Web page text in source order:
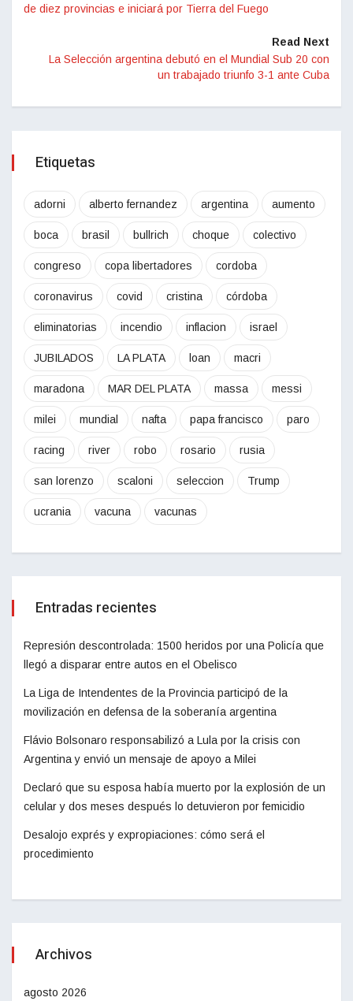
de diez provincias e iniciará por Tierra del Fuego
Read Next
La Selección argentina debutó en el Mundial Sub 20 con
un trabajado triunfo 3-1 ante Cuba
Etiquetas
adorni alberto fernandez argentina aumento
boca brasil bullrich choque colectivo
congreso copa libertadores cordoba
coronavirus covid cristina córdoba
eliminatorias incendio inflacion israel
JUBILADOS LA PLATA loan macri
maradona MAR DEL PLATA massa messi
milei mundial nafta papa francisco paro
racing river robo rosario rusia
san lorenzo scaloni seleccion Trump
ucrania vacuna vacunas
Entradas recientes
Represión descontrolada: 1500 heridos por una Policía que
llegó a disparar entre autos en el Obelisco
La Liga de Intendentes de la Provincia participó de la
movilización en defensa de la soberanía argentina
Flávio Bolsonaro responsabilizó a Lula por la crisis con
Argentina y envió un mensaje de apoyo a Milei
Declaró que su esposa había muerto por la explosión de un
celular y dos meses después lo detuvieron por femicidio
Desalojo exprés y expropiaciones: cómo será el
procedimiento
Archivos
agosto 2026